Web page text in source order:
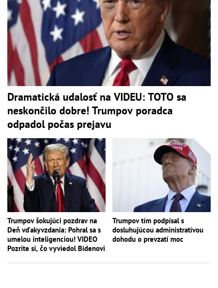
Dramatická udalosť na VIDEU: TOTO sa
neskončilo dobre! Trumpov poradca
odpadol počas prejavu
Trumpov šokujúci pozdrav na
Deň vďakyvzdania: Pohral sa s
umelou inteligenciou! VIDEO
Pozrite si, čo vyviedol Bidenovi
Trumpov tím podpísal s
dosluhujúcou administratívou
dohodu o prevzatí moc